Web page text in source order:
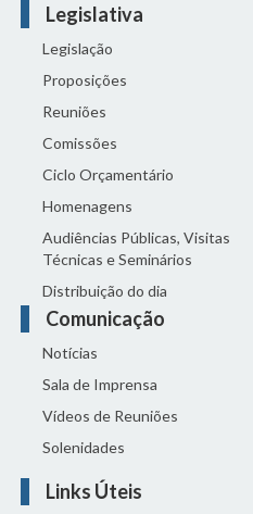
Legislativa
Legislação
Proposições
Reuniões
Comissões
Ciclo Orçamentário
Homenagens
Audiências Públicas, Visitas
Técnicas e Seminários
Distribuição do dia
Comunicação
Notícias
Sala de Imprensa
Vídeos de Reuniões
Solenidades
Links Úteis